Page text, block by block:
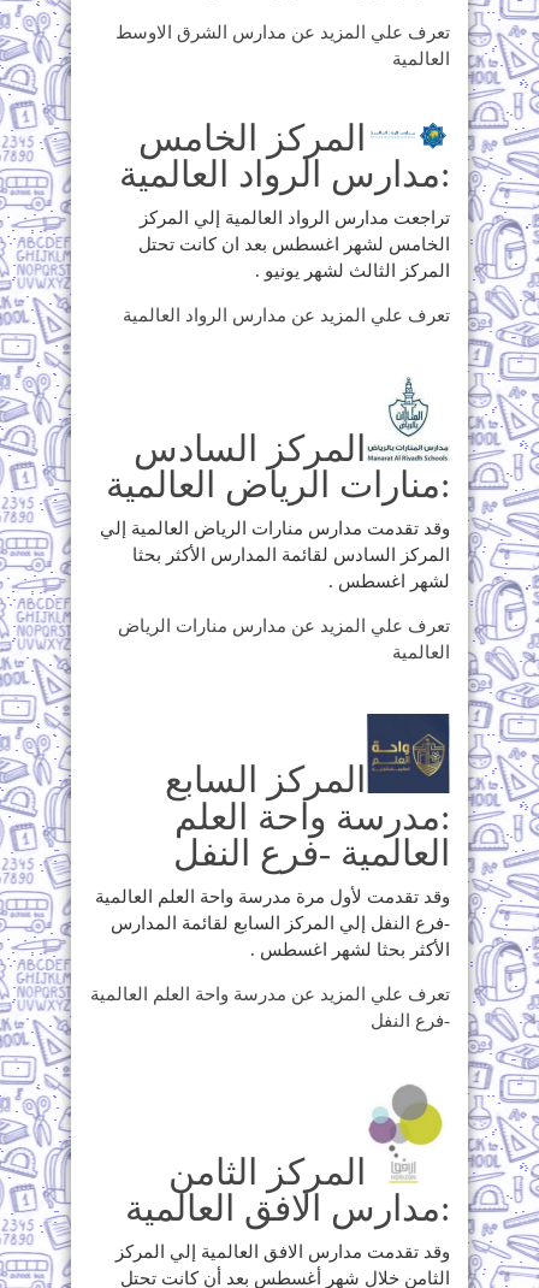
تعرف علي المزيد عن مدارس الشرق الاوسط
العالمية
المركز الخامس
:مدارس الرواد العالمية
تراجعت مدارس الرواد العالمية إلي المركز
الخامس لشهر اغسطس بعد ان كانت تحتل
المركز الثالث لشهر يونيو .
تعرف علي المزيد عن مدارس الرواد العالمية
المركز السادس
:منارات الرياض العالمية
وقد تقدمت مدارس منارات الرياض العالمية إلي
المركز السادس لقائمة المدارس الأكثر بحثا
لشهر اغسطس .
تعرف علي المزيد عن مدارس منارات الرياض
العالمية
المركز السابع
:مدرسة واحة العلم
العالمية -فرع النفل
وقد تقدمت لأول مرة مدرسة واحة العلم العالمية
-فرع النفل إلي المركز السابع لقائمة المدارس
الأكثر بحثا لشهر اغسطس .
تعرف علي المزيد عن مدرسة واحة العلم العالمية
-فرع النفل
المركز الثامن
:مدارس الافق العالمية
وقد تقدمت مدارس الافق العالمية إلي المركز
الثامن خلال شهر أغسطس بعد أن كانت تحتل